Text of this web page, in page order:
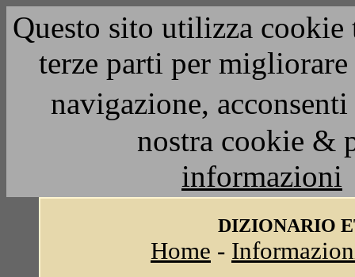
Questo sito utilizza
terze parti per
navigazione,
nostra cookie &
informazioni
DIZIONARIO
Home -